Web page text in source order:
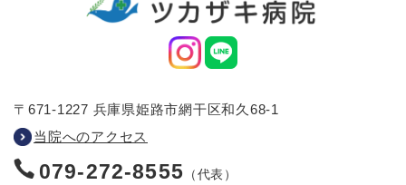
〒671-1227 兵庫県姫路市網干区和久68-1
当院へのアクセス
079-272-8555 （代表）